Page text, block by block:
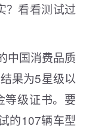
？看看测试过
中国消费品质
果为5星级以
等级证书。要
的107辆车型